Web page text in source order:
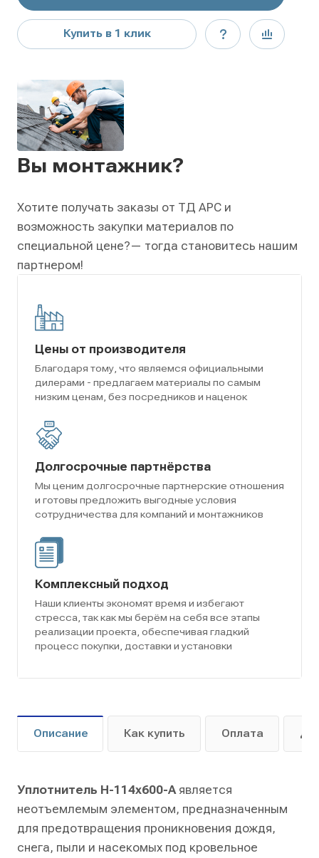
Купить в 1 клик
Вы монтажник?
Хотите получать заказы от ТД АРС и
возможность закупки материалов по
специальной цене?— тогда становитесь нашим
партнером!
Цены от производителя
Благодаря тому, что являемся официальными
дилерами - предлагаем материалы по самым
низким ценам, без посредников и наценок
Долгосрочные партнёрства
Мы ценим долгосрочные партнерские отношения
и готовы предложить выгодные условия
сотрудничества для компаний и монтажников
Комплексный подход
Наши клиенты экономят время и избегают
стресса, так как мы берём на себя все этапы
реализации проекта, обеспечивая гладкий
процесс покупки, доставки и установки
Описание Как купить Оплата
Уплотнитель Н-114х600-А является
неотъемлемым элементом, предназначенным
для предотвращения проникновения дождя,
снега, пыли и насекомых под кровельное